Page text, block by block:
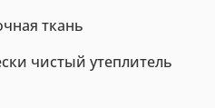
ткань
чистый утеплитель